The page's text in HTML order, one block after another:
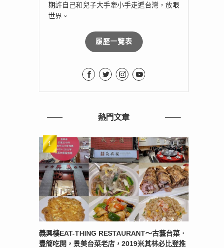
期許自己和兒子大手牽小手走遍台灣，放眼
世界。
履歷一覽表
熱門文章
義興樓EAT-THING RESTAURANT〜古藝台菜．
豐簡吃開，景美台菜老店，2019米其林必比登推